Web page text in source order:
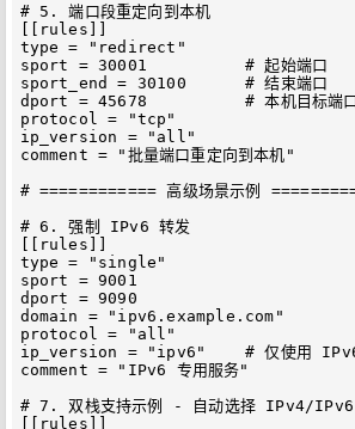
# 5. 端口段重定向到本机
[[rules]]
type = "redirect"
sport = 30001          # 起始端口
sport_end = 30100      # 结束端口
dport = 45678          # 本机目标端
protocol = "tcp"
ip_version = "all"
comment = "批量端口重定向到本机"
# ============ 高级场景示例
# 6. 强制 IPv6 转发
[[rules]]
type = "single"
sport = 9001
dport = 9090
domain = "ipv6.example.com"
protocol = "all"
ip_version = "ipv6"    # 仅使用 IPv6
comment = "IPv6 专用服务"
# 7. 双栈支持示例 - 自动选择 IPv4/IPv6
[[rules]]